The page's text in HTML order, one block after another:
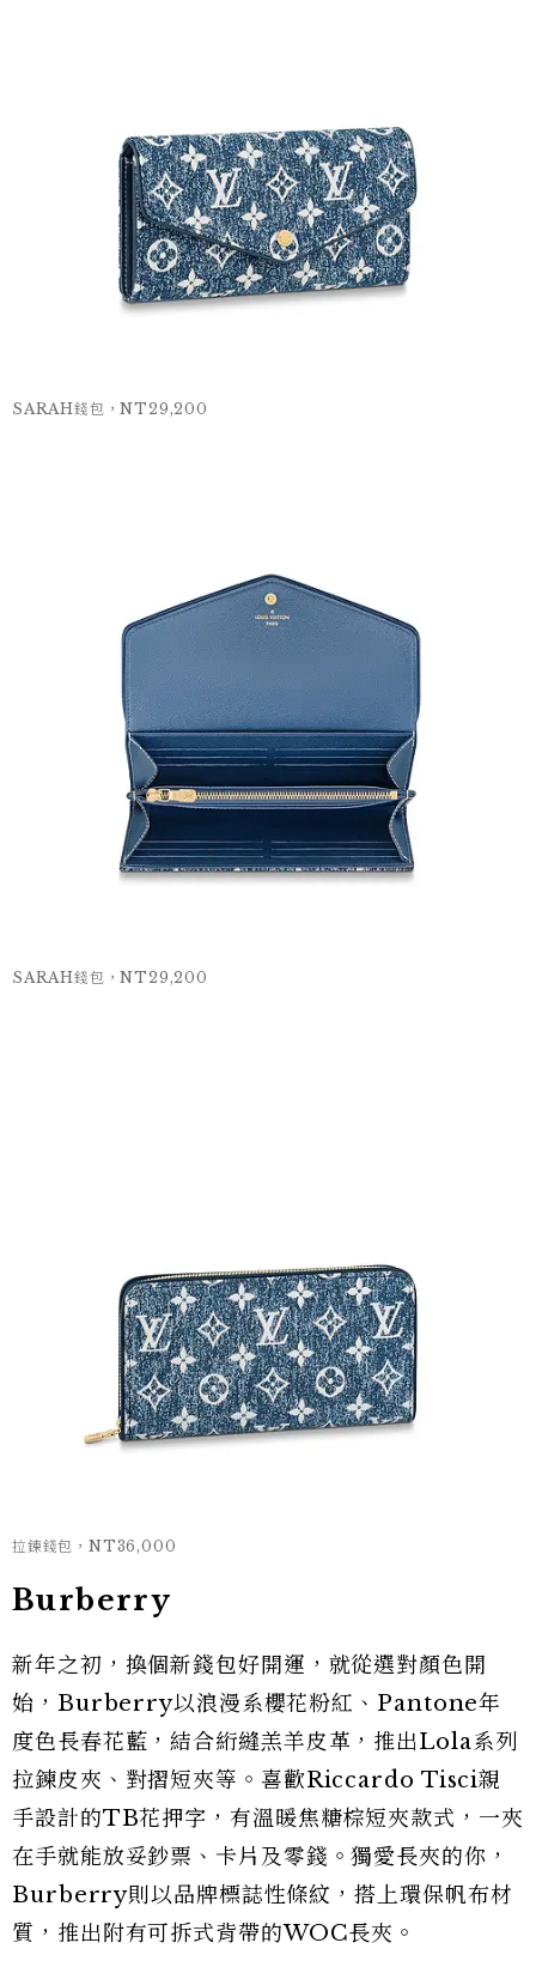
SARAH錢包，NT29,200
SARAH錢包，NT29,200
拉鍊錢包，NT36,000
Burberry
新年之初，換個新錢包好開運，就從選對顏色開
始，Burberry以浪漫系櫻花粉紅、Pantone年
度色長春花藍，結合絎縫羔羊皮革，推出Lola系列
拉鍊皮夾、對摺短夾等。喜歡Riccardo Tisci親
手設計的TB花押字，有溫暖焦糖棕短夾款式，一夾
在手就能放妥鈔票、卡片及零錢。獨愛長夾的你，
Burberry則以品牌標誌性條紋，搭上環保帆布材
質，推出附有可拆式背帶的WOC長夾。